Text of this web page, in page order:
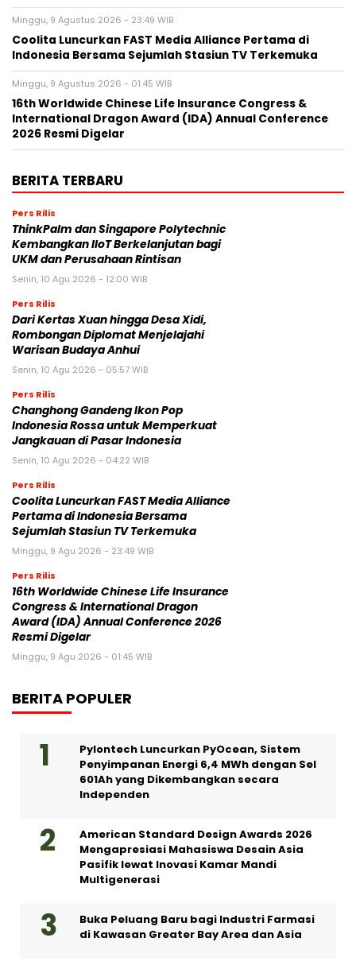
Minggu, 9 Agustus 2026 - 23:49 WIB
Coolita Luncurkan FAST Media Alliance Pertama di
Indonesia Bersama Sejumlah Stasiun TV Terkemuka
Minggu, 9 Agustus 2026 - 01:45 WIB
16th Worldwide Chinese Life Insurance Congress &
International Dragon Award (IDA) Annual Conference
2026 Resmi Digelar
BERITA TERBARU
Pers Rilis
ThinkPalm dan Singapore Polytechnic
Kembangkan IIoT Berkelanjutan bagi
UKM dan Perusahaan Rintisan
Senin, 10 Agu 2026 - 12:00 WIB
Pers Rilis
Dari Kertas Xuan hingga Desa Xidi,
Rombongan Diplomat Menjelajahi
Warisan Budaya Anhui
Senin, 10 Agu 2026 - 05:57 WIB
Pers Rilis
Changhong Gandeng Ikon Pop
Indonesia Rossa untuk Memperkuat
Jangkauan di Pasar Indonesia
Senin, 10 Agu 2026 - 04:22 WIB
Pers Rilis
Coolita Luncurkan FAST Media Alliance
Pertama di Indonesia Bersama
Sejumlah Stasiun TV Terkemuka
Minggu, 9 Agu 2026 - 23:49 WIB
Pers Rilis
16th Worldwide Chinese Life Insurance
Congress & International Dragon
Award (IDA) Annual Conference 2026
Resmi Digelar
Minggu, 9 Agu 2026 - 01:45 WIB
BERITA POPULER
Pylontech Luncurkan PyOcean, Sistem
Penyimpanan Energi 6,4 MWh dengan Sel
601Ah yang Dikembangkan secara
Independen
American Standard Design Awards 2026
Mengapresiasi Mahasiswa Desain Asia
Pasifik lewat Inovasi Kamar Mandi
Multigenerasi
Buka Peluang Baru bagi Industri Farmasi
di Kawasan Greater Bay Area dan Asia